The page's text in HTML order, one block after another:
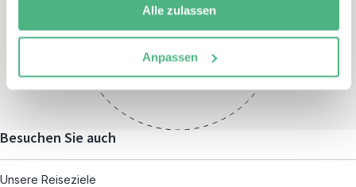
Alle zulassen
Anpassen
Montag – Freitag:
08:00 – 19:00
und nach individueller
Terminvereinbarung
Besuchen Sie auch
Unsere Reiseziele